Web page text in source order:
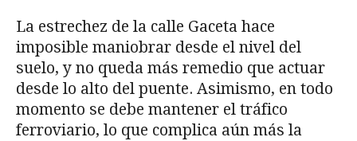
La estrechez de la calle Gaceta hace
imposible maniobrar desde el nivel del
suelo, y no queda más remedio que actuar
desde lo alto del puente. Asimismo, en todo
momento se debe mantener el tráfico
ferroviario, lo que complica aún más la